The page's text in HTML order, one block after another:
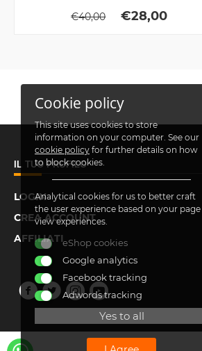
€40,00 €28,00
IL TUO PROFILO
LOGIN
CREA ACCOUNT
AFFILIATI
Cookie policy
This site uses cookies to store
information on your computer. See our
cookie policy for further details on how
to block cookies.
Analytical cookies for us to better craft
the user experience based on your page
view experiences.
eShop cookies
Google analytics
Facebook tracking
Adwords tracking
Yes to all